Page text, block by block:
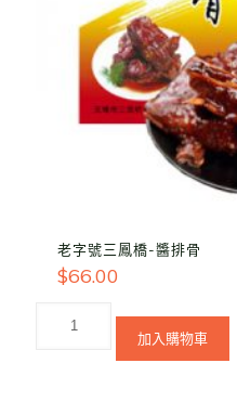
老字號三鳳橋-醬排骨
$66.00
加入購物車